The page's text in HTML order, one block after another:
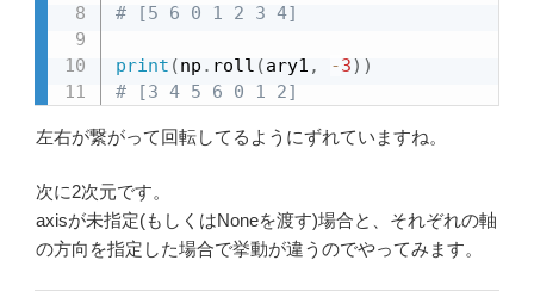
# [5 6 0 1 2 3 4]
print (np . roll (ary1 , -3) )
# [3 4 5 6 0 1 2]
左右が繋がって回転してるようにずれていますね。
次に2次元です。
axisが未指定(もしくはNoneを渡す)場合と、それぞれの軸
の方向を指定した場合で挙動が違うのでやってみます。